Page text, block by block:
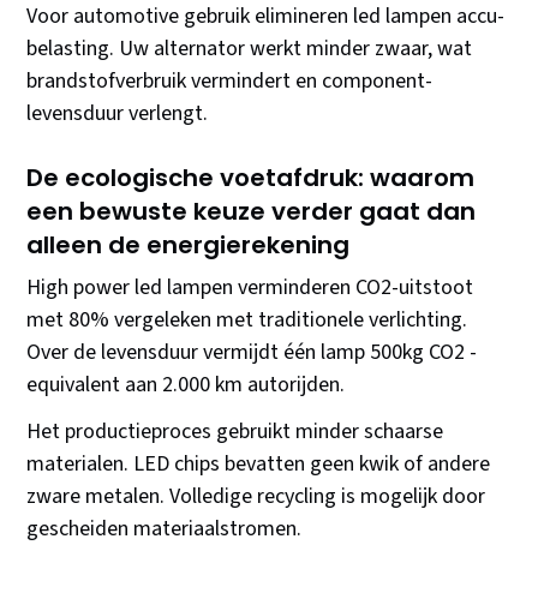
Voor automotive gebruik elimineren led lampen accu-
belasting. Uw alternator werkt minder zwaar, wat
brandstofverbruik vermindert en component-
levensduur verlengt.
De ecologische voetafdruk: waarom
een bewuste keuze verder gaat dan
alleen de energierekening
High power led lampen verminderen CO2-uitstoot
met 80% vergeleken met traditionele verlichting.
Over de levensduur vermijdt één lamp 500kg CO2 -
equivalent aan 2.000 km autorijden.
Het productieproces gebruikt minder schaarse
materialen. LED chips bevatten geen kwik of andere
zware metalen. Volledige recycling is mogelijk door
gescheiden materiaalstromen.